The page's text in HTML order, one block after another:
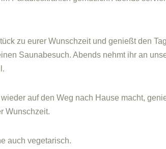
zu eurer Wunschzeit und genießt den
Saunabesuch. Abends nehmt ihr an
auf den Weg nach Hause macht,
Wunschzeit.
auch vegetarisch.